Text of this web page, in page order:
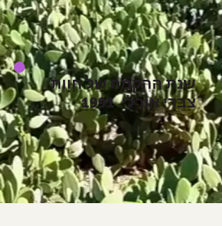
שנת ההקמה של חוות
צברי אורלי 1991